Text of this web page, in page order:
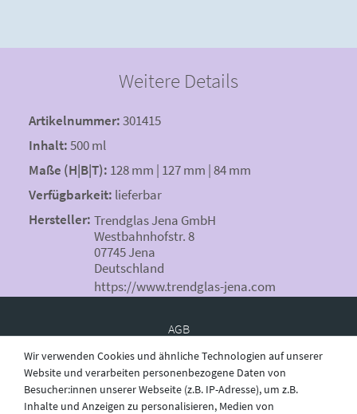
Weitere Details
Artikelnummer:301415
Inhalt:500 ml
Maße (H|B|T): 128 mm | 127 mm | 84 mm
Verfügbarkeit: lieferbar
Hersteller: Trendglas Jena GmbH
Westbahnhofstr. 8
07745 Jena
Deutschland
https://www.trendglas-jena.com
AGB
Widerruf
Wir verwenden Cookies und ähnliche Technologien auf unserer
Website und verarbeiten personenbezogene Daten von
Besucher:innen unserer Webseite (z.B. IP-Adresse), um z.B.
Inhalte und Anzeigen zu personalisieren, Medien von